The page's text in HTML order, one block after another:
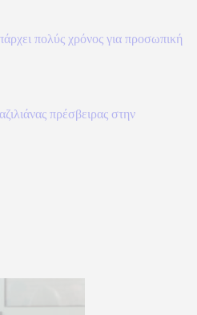
πολύς χρόνος για προσωπική
πρέσβειρας στην